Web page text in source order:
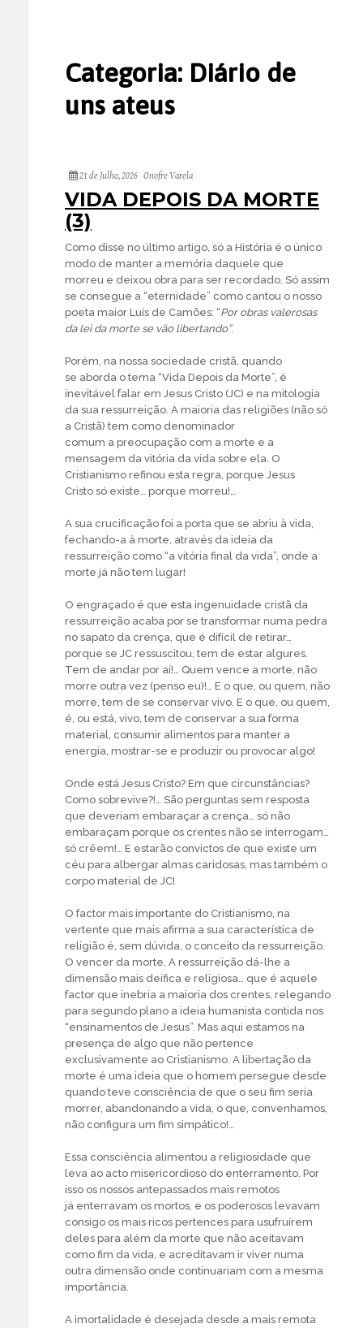
Categoria: Diário de
uns ateus
21 de Julho, 2026 Onofre Varela
VIDA DEPOIS DA MORTE
(3)
Como disse no último artigo, só a História é o único
modo de manter a memória daquele que
morreu e deixou obra para ser recordado. Só assim
se consegue a “eternidade” como cantou o nosso
poeta maior Luís de Camões: “Por obras valerosas
da lei da morte se vão libertando”.
Porém, na nossa sociedade cristã, quando
se aborda o tema “Vida Depois da Morte”, é
inevitável falar em Jesus Cristo (JC) e na mitologia
da sua ressurreição. A maioria das religiões (não só
a Cristã) tem como denominador
comum a preocupação com a morte e a
mensagem da vitória da vida sobre ela. O
Cristianismo refinou esta regra, porque Jesus
Cristo só existe… porque morreu!…
A sua crucificação foi a porta que se abriu à vida,
fechando-a à morte, através da ideia da
ressurreição como “a vitória final da vida”, onde a
morte já não tem lugar!
O engraçado é que esta ingenuidade cristã da
ressurreição acaba por se transformar numa pedra
no sapato da crença, que é difícil de retirar…
porque se JC ressuscitou, tem de estar algures.
Tem de andar por aí!… Quem vence a morte, não
morre outra vez (penso eu)!… E o que, ou quem, não
morre, tem de se conservar vivo. E o que, ou quem,
é, ou está, vivo, tem de conservar a sua forma
material, consumir alimentos para manter a
energia, mostrar-se e produzir ou provocar algo!
Onde está Jesus Cristo? Em que circunstâncias?
Como sobrevive?!… São perguntas sem resposta
que deveriam embaraçar a crença… só não
embaraçam porque os crentes não se interrogam…
só crêem!… E estarão convictos de que existe um
céu para albergar almas caridosas, mas também o
corpo material de JC!
O factor mais importante do Cristianismo, na
vertente que mais afirma a sua característica de
religião é, sem dúvida, o conceito da ressurreição.
O vencer da morte. A ressurreição dá-lhe a
dimensão mais deifica e religiosa… que é aquele
factor que inebria a maioria dos crentes, relegando
para segundo plano a ideia humanista contida nos
“ensinamentos de Jesus”. Mas aqui estamos na
presença de algo que não pertence
exclusivamente ao Cristianismo. A libertação da
morte é uma ideia que o homem persegue desde
quando teve consciência de que o seu fim seria
morrer, abandonando a vida, o que, convenhamos,
não configura um fim simpático!…
Essa consciência alimentou a religiosidade que
leva ao acto misericordioso do enterramento. Por
isso os nossos antepassados mais remotos
já enterravam os mortos, e os poderosos levavam
consigo os mais ricos pertences para usufruírem
deles para além da morte que não aceitavam
como fim da vida, e acreditavam ir viver numa
outra dimensão onde continuariam com a mesma
importância.
A imortalidade é desejada desde a mais remota